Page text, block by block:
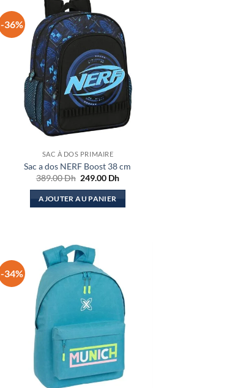
-36%
SAC À DOS PRIMAIRE
Sac a dos NERF Boost 38 cm
389.00Dh Le
initial
était :
249.00 DhLe
AJOUTER AU PANIER
-34%